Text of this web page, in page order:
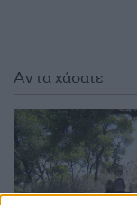
Αν τα χάσατε